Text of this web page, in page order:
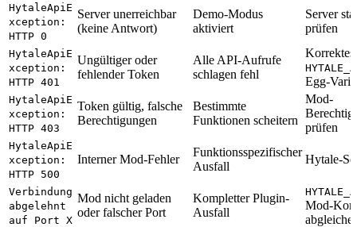
HytaleApiE
xception:
HTTP 0
Server unerreichbar
(keine Antwort)
Demo-Modus
aktiviert
Server
prüfen
HytaleApiE
xception:
HTTP 401
Ungültiger oder
fehlender Token
Alle API-Aufrufe
schlagen fehl
Korrektes
Egg-
HytaleApiE
xception:
HTTP 403
Token gültig, falsche
Berechtigungen
Bestimmte
Funktionen scheitern
Mod-
prüfen
HytaleApiE
xception:
HTTP 500
Interner Mod-Fehler
Funktionsspezifischer
Ausfall
Hytale-
Verbindung
abgelehnt
auf Port X
Mod nicht geladen
oder falscher Port
Kompletter Plugin-
Ausfall
Mod-